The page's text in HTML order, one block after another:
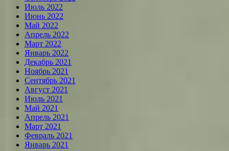
Июль 2022
Июнь 2022
Май 2022
Апрель 2022
Март 2022
Январь 2022
Декабрь 2021
Ноябрь 2021
Сентябрь 2021
Август 2021
Июль 2021
Май 2021
Апрель 2021
Март 2021
Февраль 2021
Январь 2021